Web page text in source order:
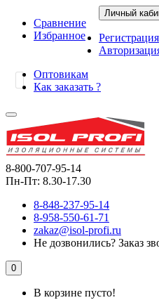
Сравнение
Избранное
Личный
Регистрация
Оптовикам
Как заказать ?
8-800-707-95-14
Пн-Пт: 8.30-17.30
8-848-237-95-14
8-958-550-61-71
zakaz@isol-profi.ru
Не дозвонились? Заказ
0
В корзине пусто!